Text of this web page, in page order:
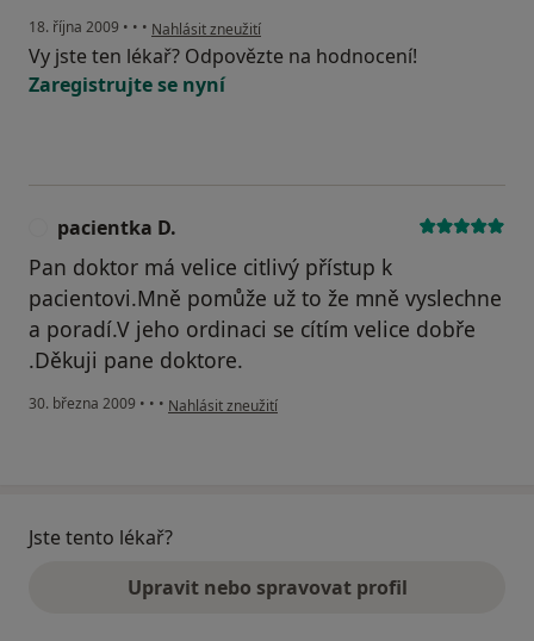
18. října 2009 • • • podle názoru uživatele Váš účet byl odstraněn
Nahlásit zneužití
Vy jste ten lékař? Odpovězte na hodnocení!
Zaregistrujte se nyní
pacientka D.
Pan doktor má velice citlivý přístup k
pacientovi.Mně pomůže už to že mně vyslechne
a poradí.V jeho ordinaci se cítím velice dobře
.Děkuji pane doktore.
30. března 2009 • • • podle názoru uživatele pacientka D.
Nahlásit zneužití
Jste tento lékař?
Upravit nebo spravovat profil